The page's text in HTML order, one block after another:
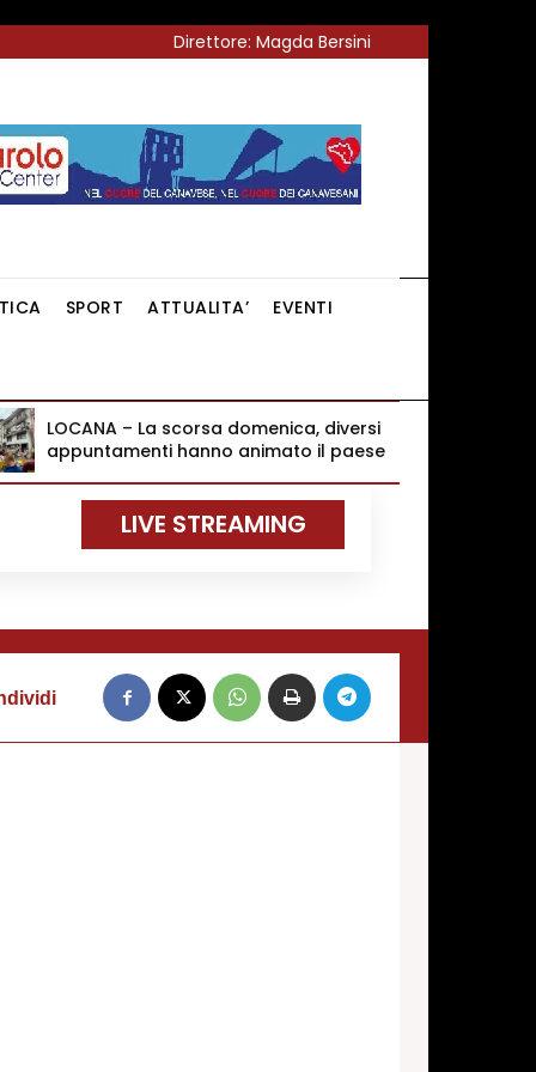
Direttore: Magda Bersini
SPORT ATTUALITA’ EVENTI
LOCANA – La scorsa domenica, diversi
appuntamenti hanno animato il paese
LIVE STREAMING